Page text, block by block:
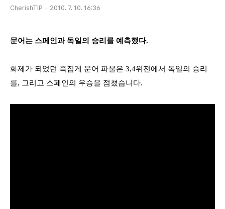
CherishTIP 2010. 7. 10. 16:36
문어는 스페인과 독일의 승리를 예측했다.
화제가 되었던 족집게 문어 파울은 3,4위전에서 독일의 승리
를, 그리고 스페인의 우승을 점쳤습니다.